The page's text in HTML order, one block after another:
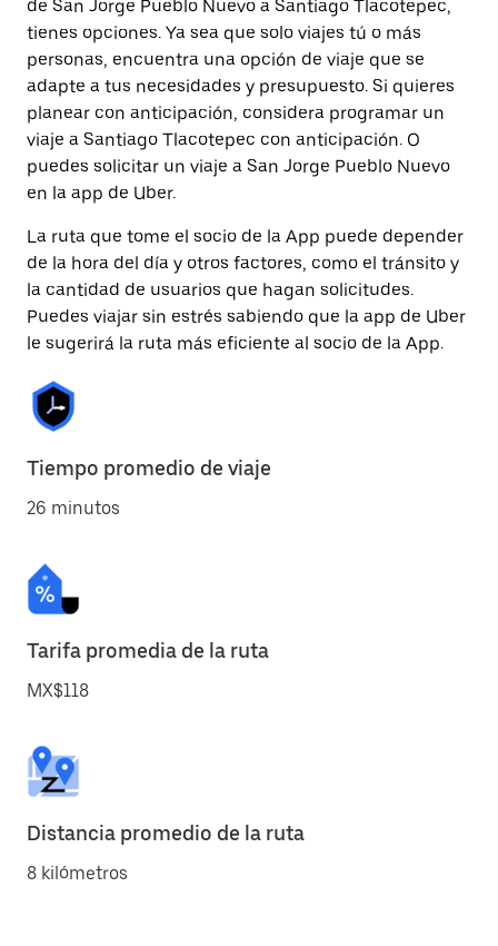
de San Jorge Pueblo Nuevo a Santiago Tlacotepec,
tienes opciones. Ya sea que solo viajes tú o más
personas, encuentra una opción de viaje que se
adapte a tus necesidades y presupuesto. Si quieres
planear con anticipación, considera programar un
viaje a Santiago Tlacotepec con anticipación. O
puedes solicitar un viaje a San Jorge Pueblo Nuevo
en la app de Uber.
La ruta que tome el socio de la App puede depender
de la hora del día y otros factores, como el tránsito y
la cantidad de usuarios que hagan solicitudes.
Puedes viajar sin estrés sabiendo que la app de Uber
le sugerirá la ruta más eficiente al socio de la App.
Tiempo promedio de viaje
26 minutos
Tarifa promedia de la ruta
MX$118
Distancia promedio de la ruta
8 kilómetros